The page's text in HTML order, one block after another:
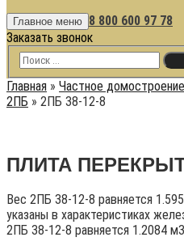
Главное меню 8 800 600 97 78
Заказать звонок
Главная » Частное домостроение
2ПБ » 2ПБ 38-12-8
ПЛИТА
Вес 2ПБ 38-12-8 равняется
указаны в характеристиках
2ПБ 38-12-8 равняется 1.2084